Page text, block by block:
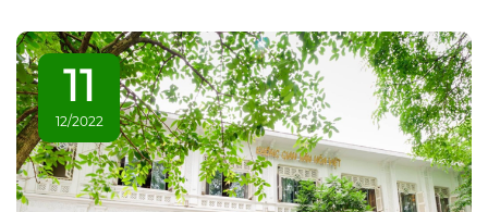
11
12/2022